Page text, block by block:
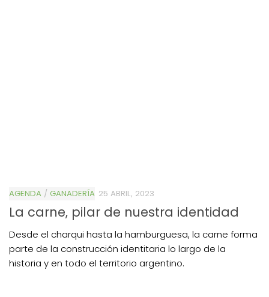
AGENDA / GANADERÍA 25 ABRIL, 2023
La carne, pilar de nuestra identidad
Desde el charqui hasta la hamburguesa, la carne forma
parte de la construcción identitaria lo largo de la
historia y en todo el territorio argentino.